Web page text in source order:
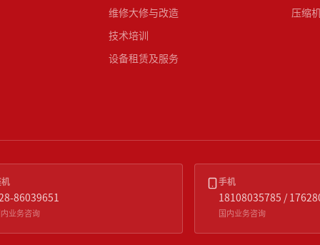
维修大修与改造
技术培训
设备租赁及服务
压缩
86039651
业务咨询
手机
18108035785 /
国内业务咨询